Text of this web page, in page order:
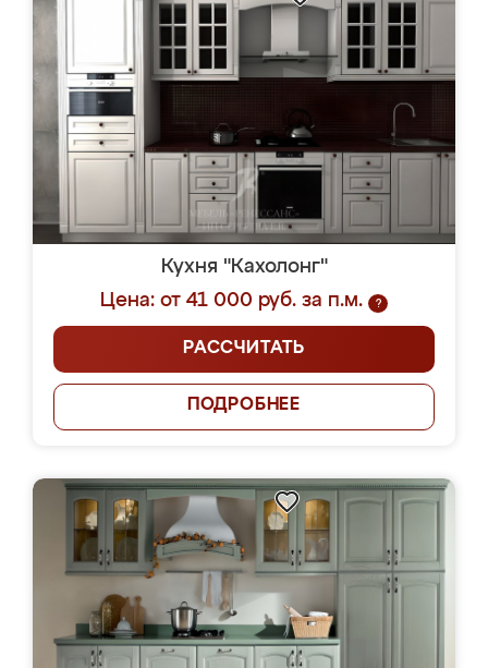
Кухня "Кахолонг"
Цена: от 41 000 руб. за п.м.
?
РАССЧИТАТЬ
ПОДРОБНЕЕ